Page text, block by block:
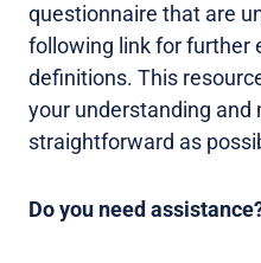
questionnaire that are
following link for further
definitions. This
your understanding and
straightforward as
Do you need